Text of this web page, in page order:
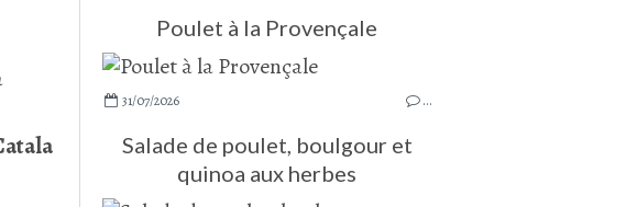
Poulet à la Provençale
31/07/2026 …
Salade de poulet, boulgour et
quinoa aux herbes